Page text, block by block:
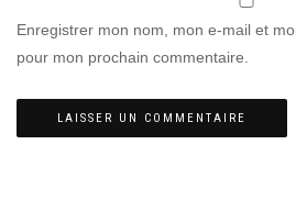
Enregistrer mon nom, mon e-mail et
pour mon prochain commentaire.